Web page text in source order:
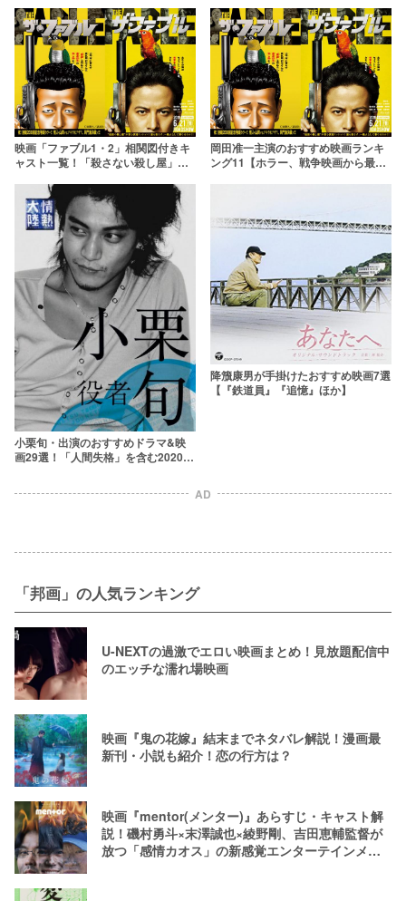
映画「ファブル1・2」相関図付きキ
ャスト一覧！「殺さない殺し屋」ま
岡田准一主演のおすすめ映画ランキ
ング11【ホラー、戦争映画から最新
小栗旬・出演のおすすめドラマ&映
画29選！「人間失格」を含む2020年
降籏康男が手掛けたおすすめ映画7選
【『鉄道員』『追憶』ほか】
AD
「邦画」の人気ランキング
U-NEXTの過激でエロい映画まとめ！見放題配信中
のエッチな濡れ場映画
映画『鬼の花嫁』結末までネタバレ解説！漫画最
新刊・小説も紹介！恋の行方は？
映画『mentor(メンター)』あらすじ・キャスト解
説！磯村勇斗×末澤誠也×綾野剛、吉田恵輔監督が
放つ「感情カオス」の新感覚エンターテインメン